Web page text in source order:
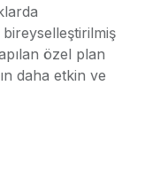
bireyselleştirilmiş
özel plan
daha etkin ve